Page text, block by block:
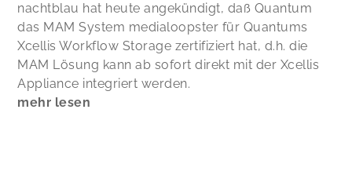
nachtblau hat heute angekündigt, daß Quantum
das MAM System medialoopster für Quantums
Xcellis Workflow Storage zertifiziert hat, d.h. die
MAM Lösung kann ab sofort direkt mit der Xcellis
Appliance integriert werden.
mehr lesen